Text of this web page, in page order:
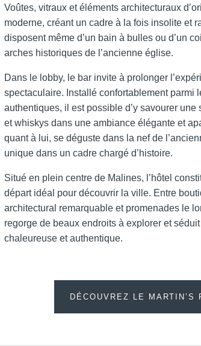
Voûtes, vitraux et éléments architecturaux
moderne, créant un cadre à la fois insolite et
disposent même d’un bain à bulles ou d’un
arches historiques de l’ancienne église.
Dans le lobby, le bar invite à prolonger
spectaculaire. Installé confortablement parmi
authentiques, il est possible d’y savourer
et whiskys dans une ambiance élégante et
quant à lui, se déguste dans la nef de
unique dans un cadre chargé d’histoire.
Situé en plein centre de Malines, l’hôtel
départ idéal pour découvrir la ville. Entre
architectural remarquable et promenades le
regorge de beaux endroits à explorer et
chaleureuse et authentique.
DÉCOUVREZ LE MARTIN’S
Souhaitez-vous recevoir
offres exclusives ?
offres exclusives
Non, je ne souhaite pas
promotions et offres
Les informations recueillies sur ce
Minimum €10 moins
cher comparé aux sites
de réservations
Offres
Soutenez nos
écologiques